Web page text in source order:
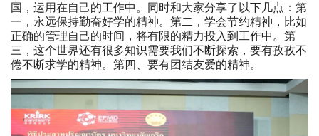
国，运用在自己的工作中。同时和大家分享了以下几点：第
一，永远保持勤奋好学的精神。第二，学会节约精神，比如
正确的管理自己的时间，将有限的精力投入到工作中。第
三，这个世界还有很多知识需要我们不断探索，要有孜孜不
倦不断求学的精神。第四、要有团结友爱的精神。